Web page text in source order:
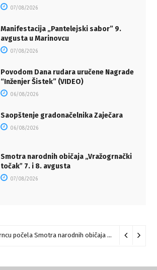
07/08/2026
Manifestacija „Pantelejski sabor” 9.
avgusta u Marinovcu
07/08/2026
Povodom Dana rudara uručene Nagrade
“Inženjer Šistek” (VIDEO)
06/08/2026
Saopštenje gradonačelnika Zaječara
06/08/2026
Smotra narodnih običaja „Vražogrnački
točakˮ 7. i 8. avgusta
07/08/2026
U Vražogrncu počela Smotra narodnih običaja „Vražogrnački točak“